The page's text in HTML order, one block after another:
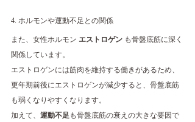
4. ホルモンや運動不足との関係
また、女性ホルモン エストロゲン も骨盤底筋に深く
関係しています。
エストロゲンには筋肉を維持する働きがあるため、
更年期前後にエストロゲンが減少すると、骨盤底筋
も弱くなりやすくなります。
加えて、 運動不足も骨盤底筋の衰えの大きな要因で